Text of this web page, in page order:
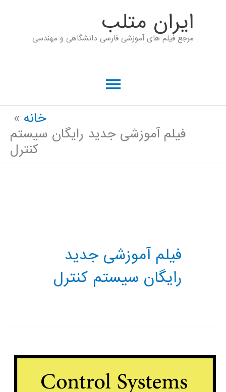
ايران متلب
مرجع فیلم های آموزشی فارسی دانشگاهی و مهندسی
فهرست
خانه
فیلم آموزشی جدید رایگان سیستم
کنترل
فیلم آموزشی جدید
رایگان سیستم کنترل